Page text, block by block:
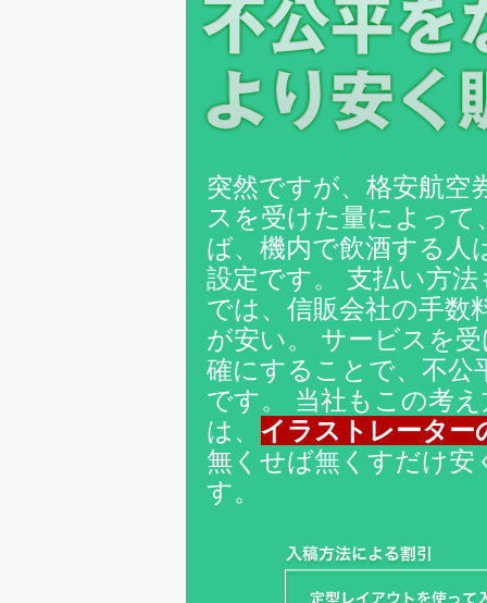
突然ですが、格安航空
スを受けた量によっ
ば、機内で飲酒する人
設定です。 支払い方
では、信販会社の手数
が安い。 サービスを
確にすることで、不公
です。 当社もこの考
は、 イラストレーター
無くせば無くすだけ安
す。